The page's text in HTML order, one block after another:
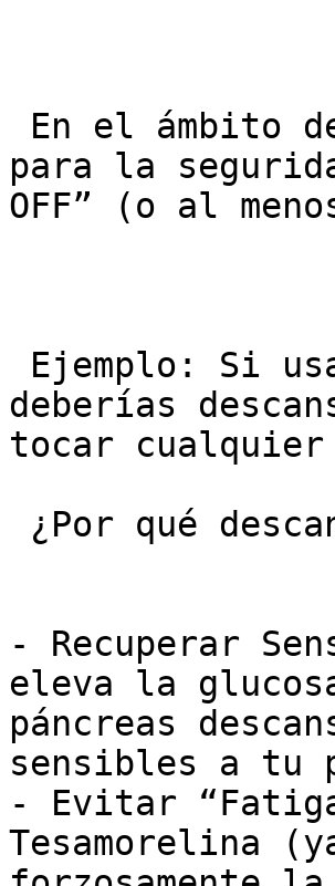
para la
OFF” (o al
deberías
tocar
- Recuperar
eleva la
páncreas
sensibles a tu
- Evitar
Tesamorelina